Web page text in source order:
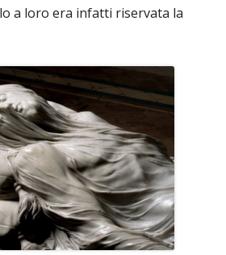
a loro era infatti riservata la